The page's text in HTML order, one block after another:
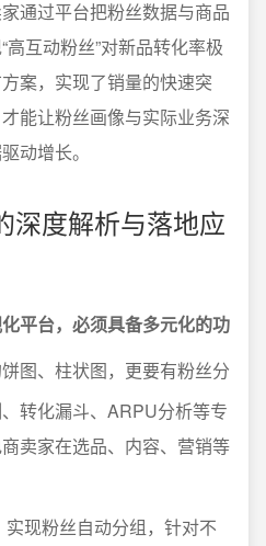
通过平台把粉丝数据与商品
互动粉丝”对新品转化率极
案，实现了销量的快速突
能让粉丝画像与实际业务深
动增长。
深度解析与落地应
平台，必须具备多元化的功
图、柱状图，更要有粉丝分
转化漏斗、ARPU分析等专
卖家在选品、内容、营销等
现粉丝自动分组，针对不